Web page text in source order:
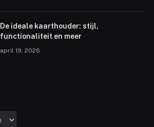
De ideale kaarthouder: stijl,
functionaliteit en meer
april 19, 2026